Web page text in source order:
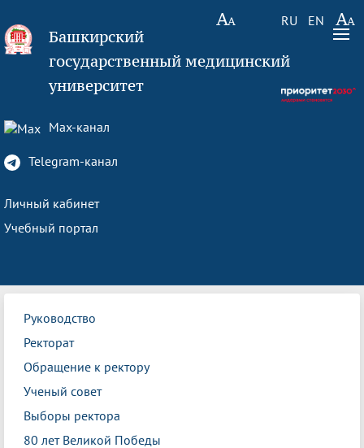
RU EN
Башкирский
государственный медицинский
университет
Max-канал
Telegram-канал
Личный кабинет
Учебный портал
Руководство
Ректорат
Обращение к ректору
Ученый совет
Выборы ректора
80 лет Великой Победы